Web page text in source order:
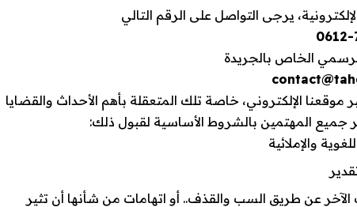
0612-
الرسمي الخاص بالجريدة
الإلكتروني، خاصة تلك المتعقلة بأهم الأحداث والقضايا
جميع المهتمين بالشروط الأساسية لقبول ذلك:
والإملائية
عن طريق السب والقذف.. أو اتهامات من شأنها أن تثير